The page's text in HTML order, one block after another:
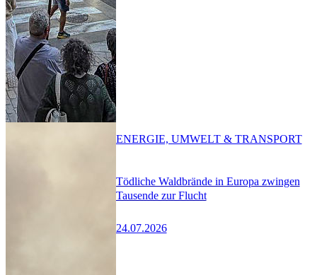
Tödliche Waldbrände in Europa zwingen
Tausende zur Flucht
24.07.2026
ENERGIE, UMWELT & TRANSPORT